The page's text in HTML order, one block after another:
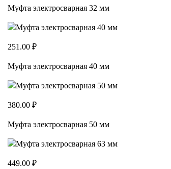
Муфта электросварная 32 мм
251.00 ₽
Муфта электросварная 40 мм
380.00 ₽
Муфта электросварная 50 мм
449.00 ₽